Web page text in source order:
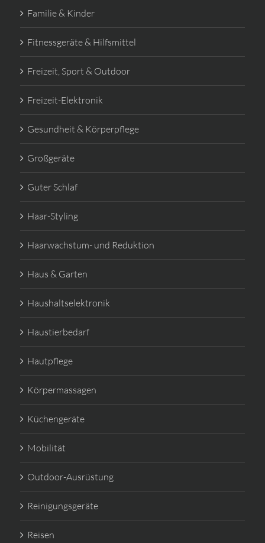
Familie & Kinder
Fitnessgeräte & Hilfsmittel
Freizeit, Sport & Outdoor
Freizeit-Elektronik
Gesundheit & Körperpflege
Großgeräte
Guter Schlaf
Haar-Styling
Haarwachstum- und Reduktion
Haus & Garten
Haushaltselektronik
Haustierbedarf
Hautpflege
Körpermassagen
Küchengeräte
Mobilität
Outdoor-Ausrüstung
Reinigungsgeräte
Reisen